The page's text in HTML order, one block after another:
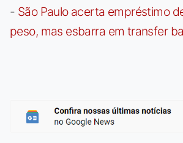
- São Paulo acerta empréstimo
peso, mas esbarra em transfer